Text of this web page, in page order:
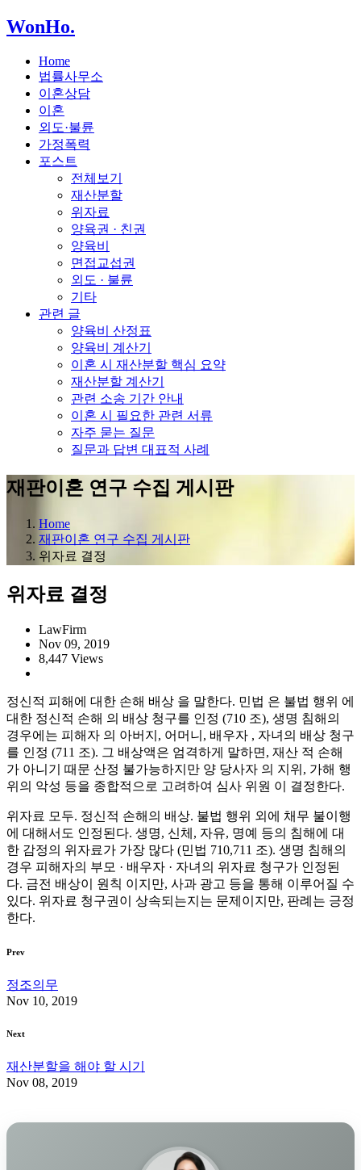
WonHo.
Home
법률사무소
이혼상담
이혼
외도·불륜
가정폭력
포스트
전체보기
재산분할
위자료
양육권 · 친권
양육비
면접교섭권
외도 · 불륜
기타
관련 글
양육비 산정표
양육비 계산기
이혼 시 재산분할 핵심 요약
재산분할 계산기
관련 소송 기간 안내
이혼 시 필요한 관련 서류
자주 묻는 질문
질문과 답변 대표적 사례
재판이혼 연구 수집 게시판
Home
재판이혼 연구 수집 게시판
위자료 결정
위자료 결정
LawFirm
Nov 09, 2019
8,447 Views
정신적 피해에 대한 손해 배상 을 말한다. 민법 은 불법 행위 에
대한 정신적 손해 의 배상 청구를 인정 (710 조), 생명 침해의
경우에는 피해자 의 아버지, 어머니, 배우자 , 자녀의 배상 청구
를 인정 (711 조). 그 배상액은 엄격하게 말하면, 재산 적 손해
가 아니기 때문 산정 불가능하지만 양 당사자 의 지위, 가해 행
위의 악성 등을 종합적으로 고려하여 심사 위원 이 결정한다.
위자료 모두. 정신적 손해의 배상. 불법 행위 외에 채무 불이행
에 대해서도 인정된다. 생명, 신체, 자유, 명예 등의 침해에 대
한 감정의 위자료가 가장 많다 (민법 710,711 조). 생명 침해의
경우 피해자의 부모 · 배우자 · 자녀의 위자료 청구가 인정된
다. 금전 배상이 원칙 이지만, 사과 광고 등을 통해 이루어질 수
있다. 위자료 청구권이 상속되는지는 문제이지만, 판례는 긍정
한다.
Prev
정조의무
Nov 10, 2019
Next
재산분할을 해야 할 시기
Nov 08, 2019